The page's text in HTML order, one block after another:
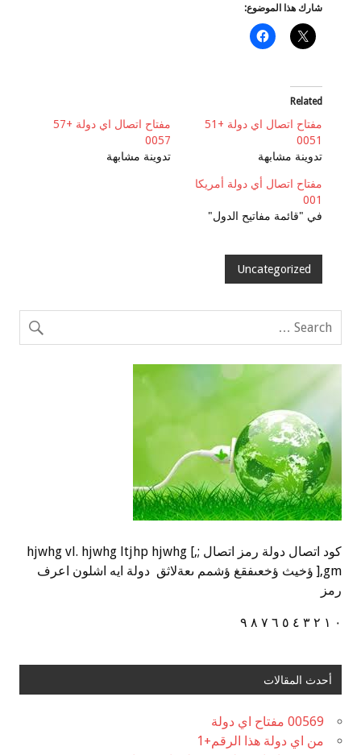
شارك هذا الموضوع:
Related
مفتاح اتصال اي دولة +51
0051
تدوينة مشابهة
مفتاح اتصال اي دولة +57
0057
تدوينة مشابهة
مفتاح اتصال أي دولة أمريكا
001
في "قائمة مفاتيح الدول"
Uncategorized
كود اتصال دولة رمز اتصال ;,] hjwhg vl. hjwhg ltjhp hjwhg
],gm ؤخيث ؤخعىفقغ ؤشمم ىعةلاثق دولة ايه اشلون اعرف
رمز
٠ ١ ٢ ٣ ٤ ٥ ٦ ٧ ٨ ٩
أحدث المقالات
00569 مفتاح اي دولة
من اي دولة هذا الرقم+1